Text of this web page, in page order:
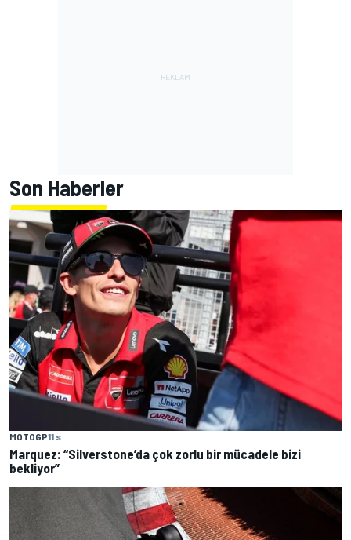
Son Haberler
MOTOGP11 s
Marquez: “Silverstone’da çok zorlu bir mücadele bizi
bekliyor”